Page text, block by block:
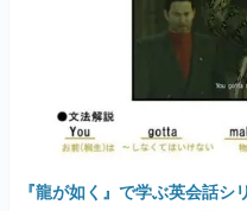
『龍が如く』で学ぶ英会話